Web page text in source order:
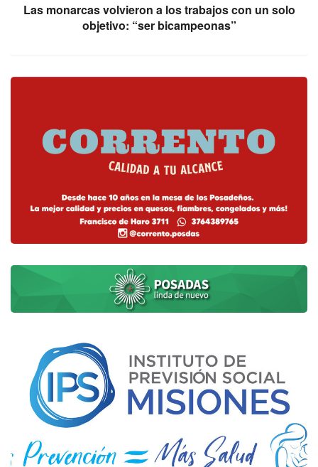
Las monarcas volvieron a los trabajos con un solo
objetivo: “ser bicampeonas”